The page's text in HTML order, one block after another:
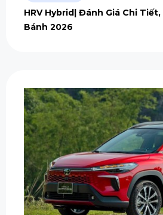
HRV Hybrid| Đánh Giá Chi Tiết,
Bánh 2026